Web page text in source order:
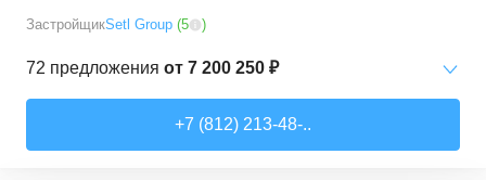
ЗастройщикSetl Group (5 )
72 предложения от 7 200 250 ₽
+7 (812) 213-48-..